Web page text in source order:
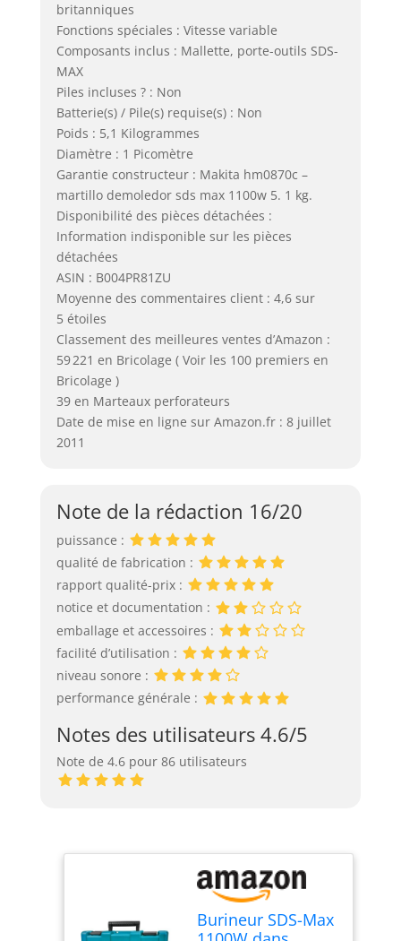
britanniques
Fonctions spéciales : Vitesse variable
Composants inclus : Mallette, porte-outils SDS-
MAX
Piles incluses ? : Non
Batterie(s) / Pile(s) requise(s) : Non
Poids : 5,1 Kilogrammes
Diamètre : 1 Picomètre
Garantie constructeur : Makita hm0870c –
martillo demoledor sds max 1100w 5. 1 kg.
Disponibilité des pièces détachées :
Information indisponible sur les pièces
détachées
ASIN : B004PR81ZU
Moyenne des commentaires client : 4,6 sur
5 étoiles
Classement des meilleures ventes d’Amazon :
59 221 en Bricolage ( Voir les 100 premiers en
Bricolage )
39 en Marteaux perforateurs
Date de mise en ligne sur Amazon.fr : 8 juillet
2011
Note de la rédaction 16/20
puissance :
qualité de fabrication :
rapport qualité-prix :
notice et documentation :
emballage et accessoires :
facilité d’utilisation :
niveau sonore :
performance générale :
Notes des utilisateurs 4.6/5
Note de 4.6 pour 86 utilisateurs
Burineur SDS-Max